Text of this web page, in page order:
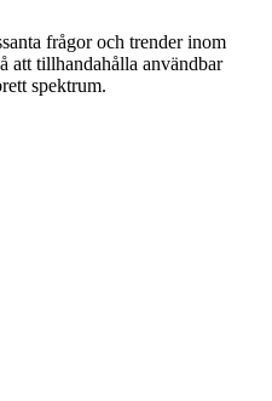
frågor och trender inom
att tillhandahålla användbar
spektrum.